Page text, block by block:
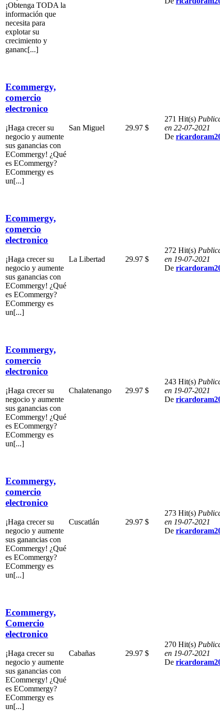
¡Obtenga TODA la
información que
necesita para
explotar su
crecimiento y
gananc[...]
Ecommergy,
comercio
electronico
¡Haga crecer su
negocio y aumente
sus ganancias con
ECommergy! ¿Qué
es ECommergy?
ECommergy es
un[...]
San Miguel 29.97 $
271 Hit(s)
en 22-07-2021
De
Ecommergy,
comercio
electronico
¡Haga crecer su
negocio y aumente
sus ganancias con
ECommergy! ¿Qué
es ECommergy?
ECommergy es
un[...]
La Libertad 29.97 $
272 Hit(s)
en 19-07-2021
De
Ecommergy,
comercio
electronico
¡Haga crecer su
negocio y aumente
sus ganancias con
ECommergy! ¿Qué
es ECommergy?
ECommergy es
un[...]
Chalatenango 29.97 $
243 Hit(s)
en 19-07-2021
De
Ecommergy,
comercio
electronico
¡Haga crecer su
negocio y aumente
sus ganancias con
ECommergy! ¿Qué
es ECommergy?
ECommergy es
un[...]
Cuscatlán 29.97 $
273 Hit(s)
en 19-07-2021
De
Ecommergy,
Comercio
electronico
¡Haga crecer su
negocio y aumente
sus ganancias con
ECommergy! ¿Qué
es ECommergy?
ECommergy es
un[...]
Cabañas 29.97 $
270 Hit(s)
en 19-07-2021
De